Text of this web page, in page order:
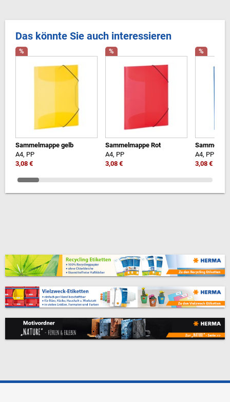
Das könnte Sie auch interessieren
%
Sammelmappe gelb
A4, PP
3,08 €
%
Sammelmappe Rot
A4, PP
3,08 €
%
A4, PP
3,08 €